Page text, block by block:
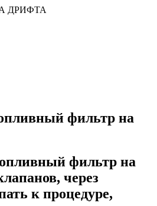
ДРИФТА
фильтр на
фильтр на
через
к процедуре,